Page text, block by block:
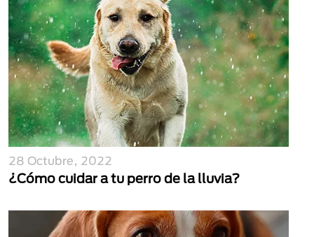
28 Octubre, 2022
¿Cómo cuidar a tu perro de la lluvia?